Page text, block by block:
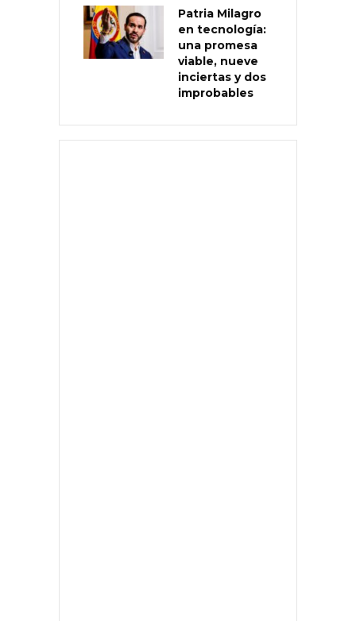
Patria Milagro
en tecnología:
una promesa
viable, nueve
inciertas y dos
improbables